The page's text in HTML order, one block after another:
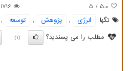
5.0
/ 5
1716
تگها:
انرژی , پژوهش , توسعه ,
مطلب را می پسندید؟
(1)